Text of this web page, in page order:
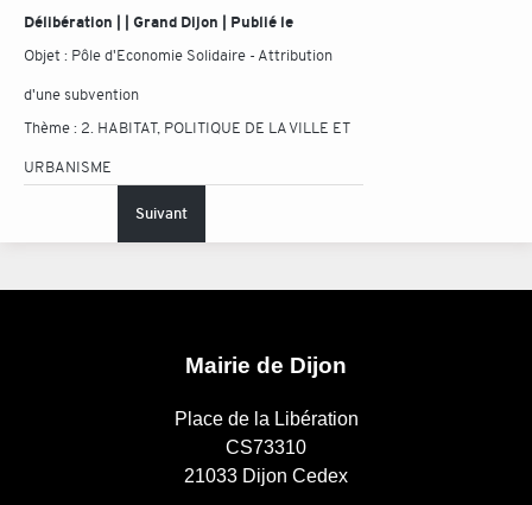
Délibération | | Grand Dijon | Publié le
Objet : Pôle d'Economie Solidaire - Attribution
d'une subvention
Thème : 2. HABITAT, POLITIQUE DE LA VILLE ET
URBANISME
Suivant
Mairie de Dijon
Place de la Libération
CS73310
21033 Dijon Cedex